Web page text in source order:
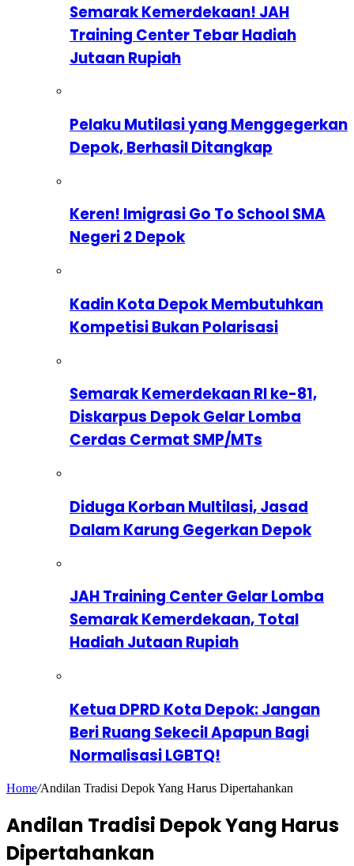
Semarak Kemerdekaan! JAH
Training Center Tebar Hadiah
Jutaan Rupiah
Pelaku Mutilasi yang Menggegerkan
Depok, Berhasil Ditangkap
Keren! Imigrasi Go To School SMA
Negeri 2 Depok
Kadin Kota Depok Membutuhkan
Kompetisi Bukan Polarisasi
Semarak Kemerdekaan RI ke-81,
Diskarpus Depok Gelar Lomba
Cerdas Cermat SMP/MTs
Diduga Korban Multilasi, Jasad
Dalam Karung Gegerkan Depok
JAH Training Center Gelar Lomba
Semarak Kemerdekaan, Total
Hadiah Jutaan Rupiah
Ketua DPRD Kota Depok: Jangan
Beri Ruang Sekecil Apapun Bagi
Normalisasi LGBTQ!
Home/Andilan Tradisi Depok Yang Harus Dipertahankan
Andilan Tradisi Depok Yang Harus
Dipertahankan